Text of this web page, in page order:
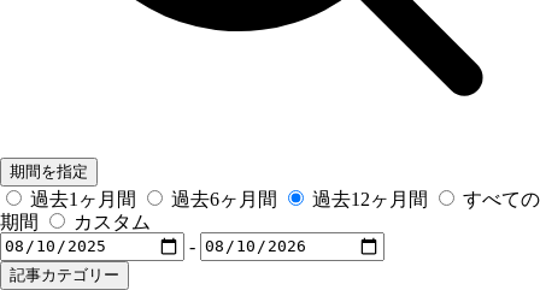
期間を指定
過去1ヶ月間 過去6ヶ月間 過去12ヶ月間
すべての
期間
カスタム
-
記事カテゴリー